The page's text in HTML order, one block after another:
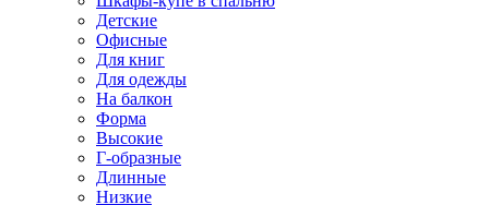
Детские
Офисные
Для книг
Для одежды
На балкон
Форма
Высокие
Г-образные
Длинные
Низкие